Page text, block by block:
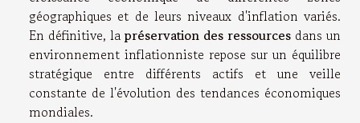
géographiques et de leurs niveaux d'inflation variés.
En définitive, lapréservation des ressources dans un
environnement inflationniste repose sur un équilibre
stratégique entre différents actifs et une veille
constante de l'évolution des tendances économiques
mondiales.